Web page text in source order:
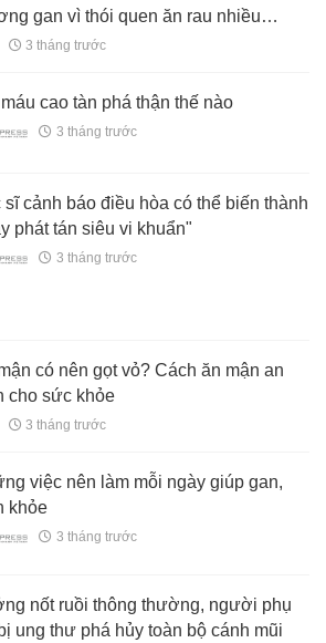
gan vì thói quen ăn rau nhiều
Việt mắc phải
3 tháng trước
cao tàn phá thận thế nào
3 tháng trước
sĩ cảnh báo điều hòa có thể biến thành
phát tán siêu vi khuẩn"
3 tháng trước
có nên gọt vỏ? Cách ăn mận an
cho sức khỏe
3 tháng trước
việc nên làm mỗi ngày giúp gan,
khỏe
3 tháng trước
nốt ruồi thông thường, người phụ
ung thư phá hủy toàn bộ cánh mũi